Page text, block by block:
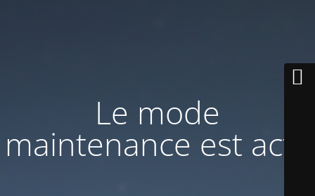
Le mode
maintenance est actif